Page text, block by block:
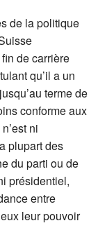
de la politique
de carrière
qu’il a un
terme de
conforme aux
ni
plupart des
du parti ou de
présidentiel,
entre
leur pouvoir